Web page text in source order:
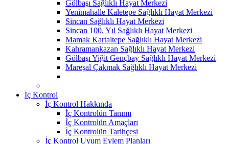
Gölbaşı Sağlıklı Hayat Merkezi
Yenimahalle Kaletepe Sağlıklı Hayat Merkezi
Sincan Sağlıklı Hayat Merkezi
Sincan 100. Yıl Sağlıklı Hayat Merkezi
Mamak Kartaltepe Sağlıklı Hayat Merkezi
Kahramankazan Sağlıklı Hayat Merkezi
Gölbaşı Yiğit Gençbay Sağlıklı Hayat Merkezi
Mareşal Çakmak Sağlıklı Hayat Merkezi
İç Kontrol
İç Kontrol Hakkında
İç Kontrolün Tanımı
İç Kontrolün Amaçları
İç Kontrolün Tarihçesi
İç Kontrol Uyum Eylem Planları